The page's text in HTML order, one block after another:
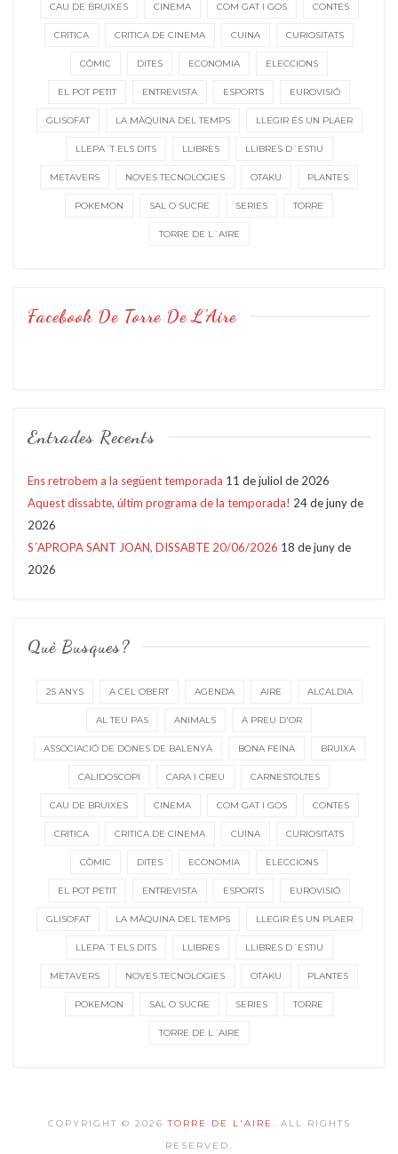
CAU DE BRUIXES CINEMA COM GAT I GOS CONTES
CRITICA CRITICA DE CINEMA CUINA CURIOSITATS
CÒMIC DITES ECONOMIA ELECCIONS
EL POT PETIT ENTREVISTA ESPORTS EUROVISIÓ
GLISOFAT LA MÀQUINA DEL TEMPS LLEGIR ÉS UN PLAER
LLEPA´T ELS DITS LLIBRES LLIBRES D´ESTIU
METAVERS NOVES TECNOLOGIES OTAKU PLANTES
POKEMON SAL O SUCRE SERIES TORRE
TORRE DE L´AIRE
Facebook De Torre De L’Aire
Entrades Recents
Ens retrobem a la següent temporada 11 de juliol de 2026
Aquest dissabte, últim programa de la temporada! 24 de juny de
2026
S´APROPA SANT JOAN, DISSABTE 20/06/2026 18 de juny de
2026
Què Busques?
25 ANYS A CEL OBERT AGENDA AIRE ALCALDIA
AL TEU PAS ANIMALS A PREU D'OR
ASSOCIACIÓ DE DONES DE BALENYÀ BONA FEINA BRUIXA
CALIDOSCOPI CARA I CREU CARNESTOLTES
CAU DE BRUIXES CINEMA COM GAT I GOS CONTES
CRITICA CRITICA DE CINEMA CUINA CURIOSITATS
CÒMIC DITES ECONOMIA ELECCIONS
EL POT PETIT ENTREVISTA ESPORTS EUROVISIÓ
GLISOFAT LA MÀQUINA DEL TEMPS LLEGIR ÉS UN PLAER
LLEPA´T ELS DITS LLIBRES LLIBRES D´ESTIU
METAVERS NOVES TECNOLOGIES OTAKU PLANTES
POKEMON SAL O SUCRE SERIES TORRE
TORRE DE L´AIRE
COPYRIGHT © 2026TORRE DE L'AIRE . ALL RIGHTS
RESERVED.